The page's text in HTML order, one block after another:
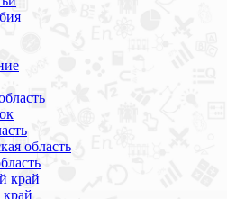
область
край
край